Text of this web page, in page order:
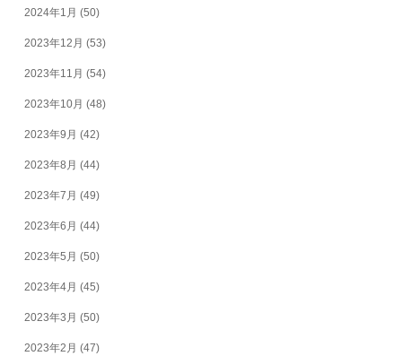
2024年1月 (50)
2023年12月 (53)
2023年11月 (54)
2023年10月 (48)
2023年9月 (42)
2023年8月 (44)
2023年7月 (49)
2023年6月 (44)
2023年5月 (50)
2023年4月 (45)
2023年3月 (50)
2023年2月 (47)